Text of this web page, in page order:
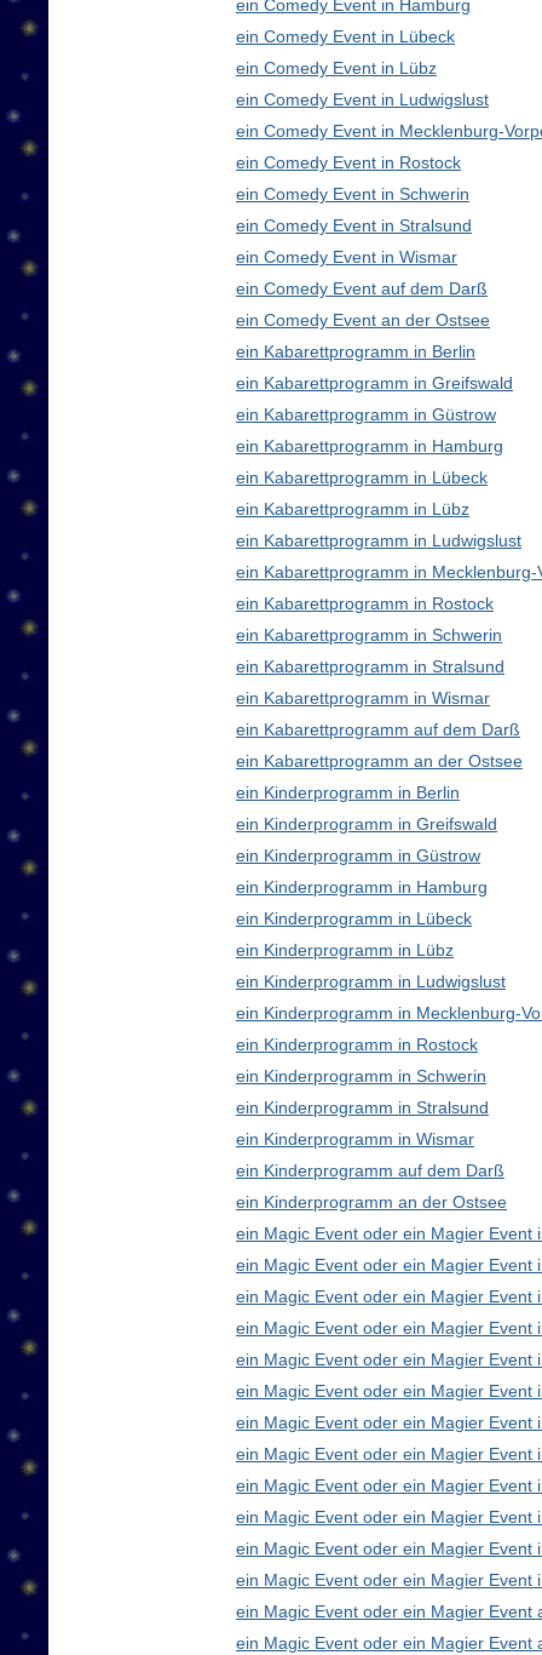
ein Comedy Event in Hamburg
ein Comedy Event in Lübeck
ein Comedy Event in Lübz
ein Comedy Event in Ludwigslust
ein Comedy Event in Mecklenburg-
ein Comedy Event in Rostock
ein Comedy Event in Schwerin
ein Comedy Event in Stralsund
ein Comedy Event in Wismar
ein Comedy Event auf dem Darß
ein Comedy Event an der Ostsee
ein Kabarettprogramm in Berlin
ein Kabarettprogramm in Greifswald
ein Kabarettprogramm in Güstrow
ein Kabarettprogramm in Hamburg
ein Kabarettprogramm in Lübeck
ein Kabarettprogramm in Lübz
ein Kabarettprogramm in Ludwigslust
ein Kabarettprogramm in
ein Kabarettprogramm in Rostock
ein Kabarettprogramm in Schwerin
ein Kabarettprogramm in Stralsund
ein Kabarettprogramm in Wismar
ein Kabarettprogramm auf dem Darß
ein Kabarettprogramm an der Ostsee
ein Kinderprogramm in Berlin
ein Kinderprogramm in Greifswald
ein Kinderprogramm in Güstrow
ein Kinderprogramm in Hamburg
ein Kinderprogramm in Lübeck
ein Kinderprogramm in Lübz
ein Kinderprogramm in Ludwigslust
ein Kinderprogramm in Mecklenburg-
ein Kinderprogramm in Rostock
ein Kinderprogramm in Schwerin
ein Kinderprogramm in Stralsund
ein Kinderprogramm in Wismar
ein Kinderprogramm auf dem Darß
ein Kinderprogramm an der Ostsee
ein Magic Event oder ein Magier Event
ein Magic Event oder ein Magier Event
ein Magic Event oder ein Magier Event
ein Magic Event oder ein Magier Event
ein Magic Event oder ein Magier Event
ein Magic Event oder ein Magier Event
ein Magic Event oder ein Magier Event
ein Magic Event oder ein Magier Event
ein Magic Event oder ein Magier Event
ein Magic Event oder ein Magier Event
ein Magic Event oder ein Magier Event
ein Magic Event oder ein Magier Event
ein Magic Event oder ein Magier Event
ein Magic Event oder ein Magier Event